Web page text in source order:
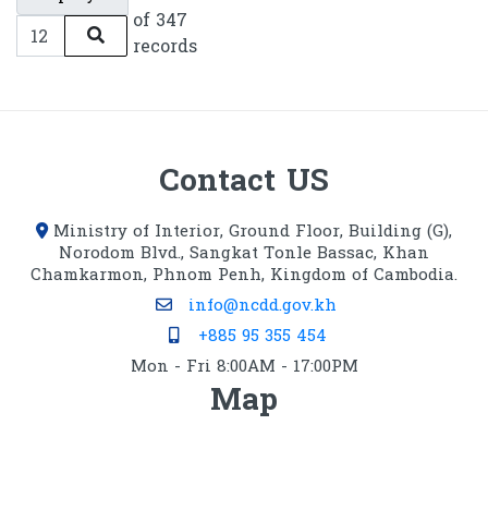
of 347
records
Contact US
Ministry of Interior, Ground Floor, Building (G),
Norodom Blvd., Sangkat Tonle Bassac, Khan
Chamkarmon, Phnom Penh, Kingdom of Cambodia.
info@ncdd.gov.kh
+885 95 355 454
Mon - Fri 8:00AM - 17:00PM
Map